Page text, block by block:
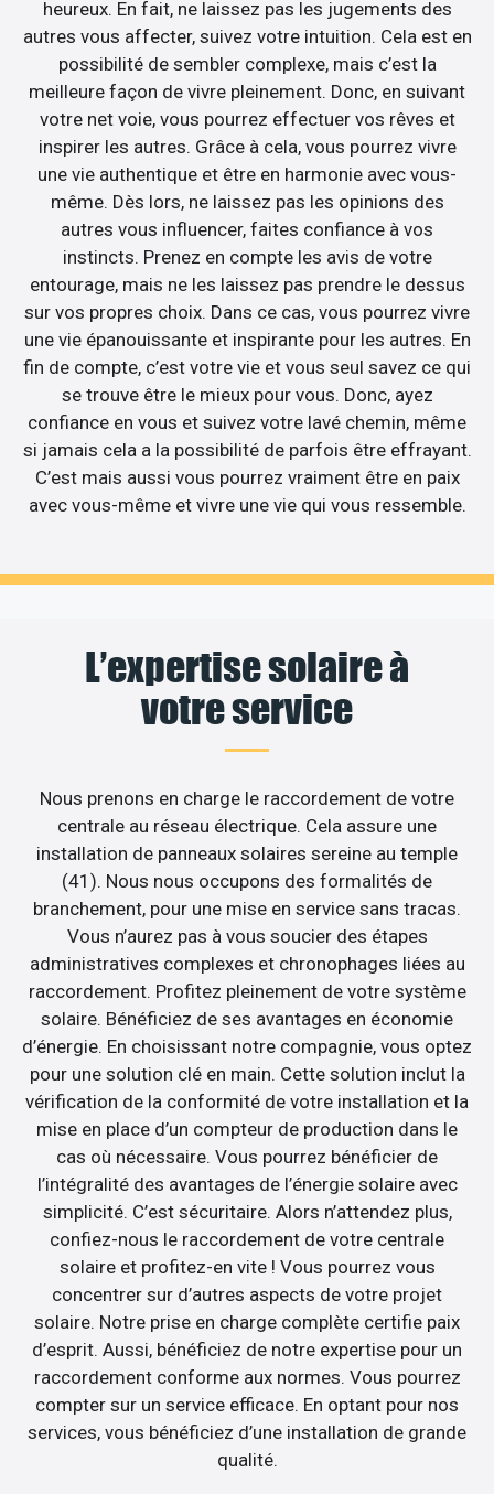
heureux. En fait, ne laissez pas les jugements des
autres vous affecter, suivez votre intuition. Cela est en
possibilité de sembler complexe, mais c’est la
meilleure façon de vivre pleinement. Donc, en suivant
votre net voie, vous pourrez effectuer vos rêves et
inspirer les autres. Grâce à cela, vous pourrez vivre
une vie authentique et être en harmonie avec vous-
même. Dès lors, ne laissez pas les opinions des
autres vous influencer, faites confiance à vos
instincts. Prenez en compte les avis de votre
entourage, mais ne les laissez pas prendre le dessus
sur vos propres choix. Dans ce cas, vous pourrez vivre
une vie épanouissante et inspirante pour les autres. En
fin de compte, c’est votre vie et vous seul savez ce qui
se trouve être le mieux pour vous. Donc, ayez
confiance en vous et suivez votre lavé chemin, même
si jamais cela a la possibilité de parfois être effrayant.
C’est mais aussi vous pourrez vraiment être en paix
avec vous-même et vivre une vie qui vous ressemble.
L’expertise solaire à
votre service
Nous prenons en charge le raccordement de votre
centrale au réseau électrique. Cela assure une
installation de panneaux solaires sereine au temple
(41). Nous nous occupons des formalités de
branchement, pour une mise en service sans tracas.
Vous n’aurez pas à vous soucier des étapes
administratives complexes et chronophages liées au
raccordement. Profitez pleinement de votre système
solaire. Bénéficiez de ses avantages en économie
d’énergie. En choisissant notre compagnie, vous optez
pour une solution clé en main. Cette solution inclut la
vérification de la conformité de votre installation et la
mise en place d’un compteur de production dans le
cas où nécessaire. Vous pourrez bénéficier de
l’intégralité des avantages de l’énergie solaire avec
simplicité. C’est sécuritaire. Alors n’attendez plus,
confiez-nous le raccordement de votre centrale
solaire et profitez-en vite ! Vous pourrez vous
concentrer sur d’autres aspects de votre projet
solaire. Notre prise en charge complète certifie paix
d’esprit. Aussi, bénéficiez de notre expertise pour un
raccordement conforme aux normes. Vous pourrez
compter sur un service efficace. En optant pour nos
services, vous bénéficiez d’une installation de grande
qualité.